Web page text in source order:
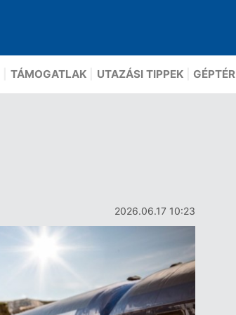
TÁMOGATLAK UTAZÁSI TIPPEK GÉPTÉR
2026.06.17 10:23